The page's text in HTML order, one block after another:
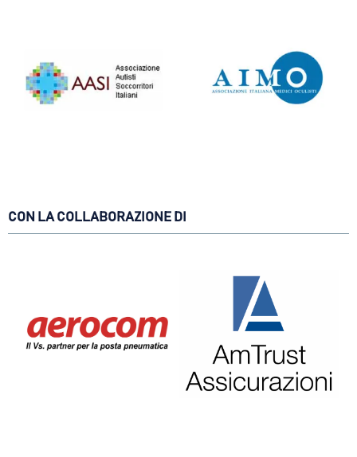
CON LA COLLABORAZIONE DI